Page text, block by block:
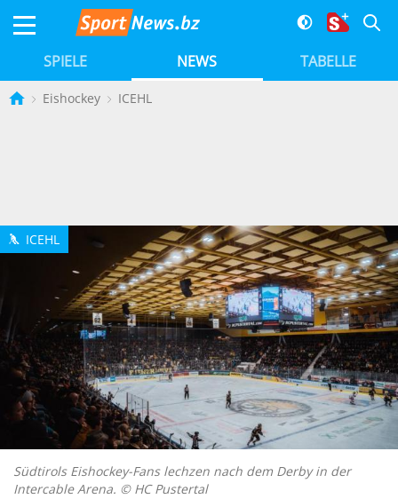
SPIELE NEWS TABELLE
Eishockey ICEHL
h ICEHL
Südtirols Eishockey-Fans lechzen nach dem Derby in der
Intercable Arena. © HC Pustertal